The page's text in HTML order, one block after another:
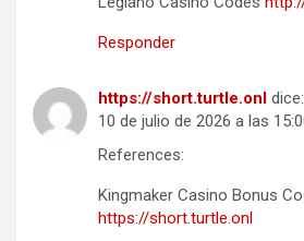
Responder
https://short.turtle.onl dice:
10 de julio de 2026 a las
References:
Kingmaker Casino Bonus
https://short.turtle.onl